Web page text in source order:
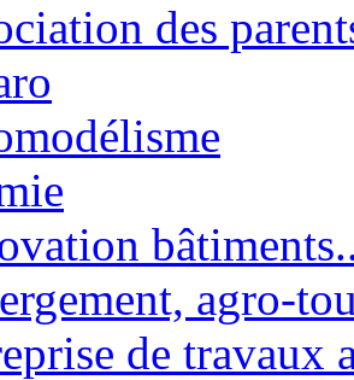
des
agro-
de travaux